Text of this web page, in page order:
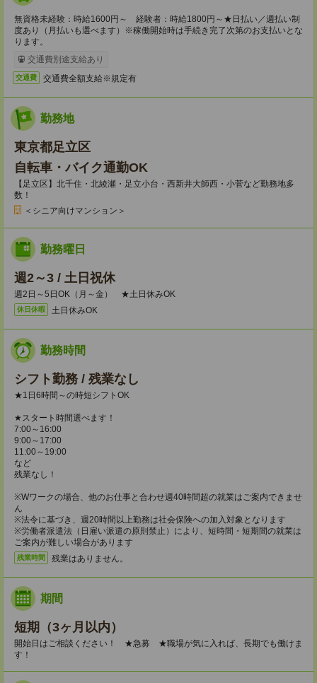
無資格未経験：時給1600円～ 経験者：時給1800円～★日払い／週払い制
度あり（月払いも選べます）※稼働開始時は手続き完了次第のお支払いとな
ります。
交通費別途支給あり
交通費 交通費全額支給※規定有
勤務地
東京都足立区
自転車・バイク通勤OK
【足立区】北千住・北綾瀬・足立小台・西新井大師西・小菅など勤務地多
数！
＜シニア向けマンション＞
勤務曜日
週2～3 / 土日祝休
週2日～5日OK（月～金） ★土日休みOK
休日休暇 土日休みOK
勤務時間
シフト勤務 / 残業なし
★1日6時間～の時短シフトOK
★スタート時間選べます！
7:00～16:00
9:00～17:00
11:00～19:00
など
残業なし！
※Wワークの場合、他のお仕事と合わせ週40時間超の就業はご案内できませ
ん
※法令に基づき、週20時間以上勤務は社会保険への加入対象となります
※労働者派遣法（日雇い派遣の原則禁止）により、短時間・短期間の就業は
ご案内が難しい場合があります
残業時間 残業はありません。
期間
短期（3ヶ月以内）
開始日はご相談ください！ ★急募 ★職場が気に入れば、長期でも働けま
す！